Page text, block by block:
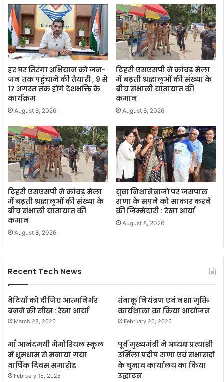
हर घर तिरंगा अभियान को जन-
जन तक पहुंचाने की तैयारी , 9 से
17 अगस्त तक होंगे देशभक्ति के
कार्यक्रम
August 8, 2026
टिहरी एसएसपी ने कांवड़ मेला
में बढ़ती श्रद्धालुओं की संख्या के
बीच संभाली यातायात की
कमान
August 8, 2026
टिहरी एसएसपी ने कांवड़ मेला
में बढ़ती श्रद्धालुओं की संख्या के
बीच संभाली यातायात की
कमान
August 8, 2026
युवा निशानेबाजों पर जसपाल
राणा के सपने को साकार करने
की जिम्मेदारी : रेखा आर्या
August 8, 2026
Recent Tech News
बेटियों को दीजिए आत्मनिर्भर
बनने की सीख : रेखा आर्या
March 28, 2025
तंबाकू नियंत्रण एवं नशा मुक्ति
कार्यशाला का किया आयोजन
February 20, 2025
माँ आनंदमयी मेमोरियल स्कूल
में धूमधाम से मनाया गया
वार्षिक दिवस समारोह
February 15, 2025
पूर्व मुख्यमंत्री ने अध्यक्ष प्रत्याशी
उर्मिला प्रदीप राणा एवं सभासदों
के चुनाव कार्यालय का किया
उद्घाटन